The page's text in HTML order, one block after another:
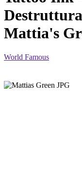
Mattia's
World Famous